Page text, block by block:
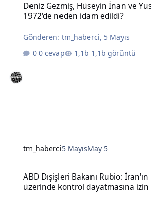
Deniz Gezmiş, Hüseyin İnan ve
1972'de neden idam edildi?
Gönderen:tm_haberci, 5 Mayıs
0 cevap
1,1b görüntü
tm_haberci5 MayısMay 5
ABD Dışişleri Bakanı Rubio:
üzerinde kontrol dayatmasına